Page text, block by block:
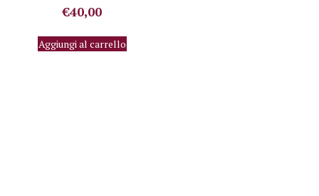
€40,00
Aggiungi al carrello